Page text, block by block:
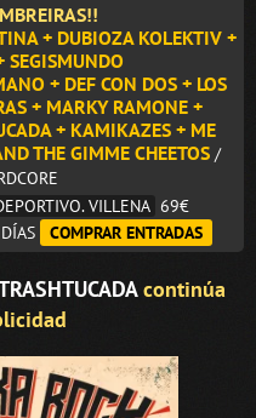
+ DUBIOZA KOLEKTIV +
SEGISMUNDO
+ DEF CON DOS + LOS
+ MARKY RAMONE +
+ KAMIKAZES + ME
THE GIMME CHEETOS /
VILLENA 69€
COMPRAR ENTRADAS
continúa